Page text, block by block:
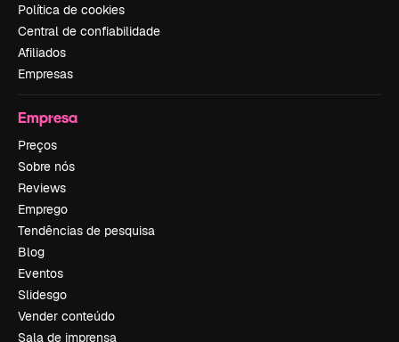
Política de cookies
Central de confiabilidade
Afiliados
Empresas
Empresa
Preços
Sobre nós
Reviews
Emprego
Tendências de pesquisa
Blog
Eventos
Slidesgo
Vender conteúdo
Sala de imprensa